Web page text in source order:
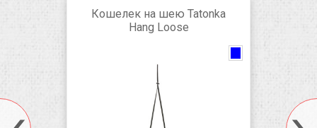
Кошелек на шею Tatonka
Hang Loose
black